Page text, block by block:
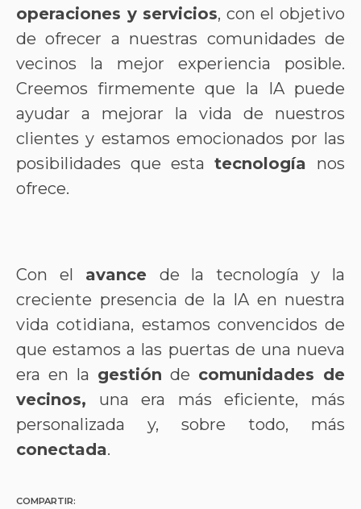
operaciones y servicios, con el objetivo
de ofrecer a nuestras comunidades de
vecinos la mejor experiencia posible.
Creemos firmemente que la IA puede
ayudar a mejorar la vida de nuestros
clientes y estamos emocionados por las
posibilidades que esta tecnología nos
ofrece.
Con el avance de latecnologíay la
creciente presencia de la IA en nuestra
vida cotidiana, estamos convencidos de
que estamos a las puertas de una nueva
era en la gestiónde comunidades de
vecinos, una era más eficiente, más
personalizada y, sobre todo, más
conectada.
COMPARTIR: